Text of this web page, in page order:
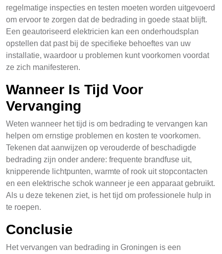
regelmatige inspecties en testen moeten worden uitgevoerd
om ervoor te zorgen dat de bedrading in goede staat blijft.
Een geautoriseerd elektricien kan een onderhoudsplan
opstellen dat past bij de specifieke behoeftes van uw
installatie, waardoor u problemen kunt voorkomen voordat
ze zich manifesteren.
Wanneer Is Tijd Voor
Vervanging
Weten wanneer het tijd is om bedrading te vervangen kan
helpen om ernstige problemen en kosten te voorkomen.
Tekenen dat aanwijzen op verouderde of beschadigde
bedrading zijn onder andere: frequente brandfuse uit,
knipperende lichtpunten, warmte of rook uit stopcontacten
en een elektrische schok wanneer je een apparaat gebruikt.
Als u deze tekenen ziet, is het tijd om professionele hulp in
te roepen.
Conclusie
Het vervangen van bedrading in Groningen is een